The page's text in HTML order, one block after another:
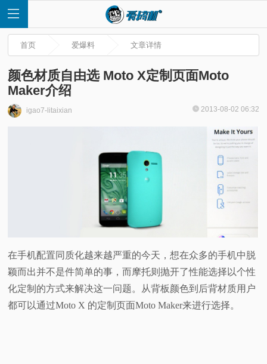
首
测
视
首页 爱爆料 文章详情
颜色材质自由选 Moto X定制页面Moto
Maker介绍
igao7-litaixian 2013-08-02 06:32
在手机配置同质化越来越严重的今天，想在众多的手机中脱
颖而出并不是件简单的事，而摩托则抛开了性能选择以个性
化定制的方式来解决这一问题。从背板颜色到后背材质用户
都可以通过Moto X 的定制页面Moto Maker来进行选择。